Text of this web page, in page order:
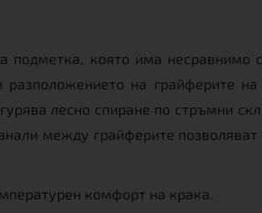
подметка, която има
на грайферите
лесно спиране по стръмни
между грайферите позволяват
комфорт на крака.